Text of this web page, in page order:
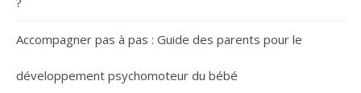
Accompagner pas à pas : Guide des parents pour le
développement psychomoteur du bébé